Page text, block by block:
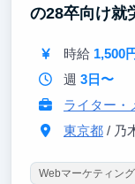
の28卒向け就
時給 1,500
週 3日〜
ライター・
東京都/ 乃
Webマーケティング